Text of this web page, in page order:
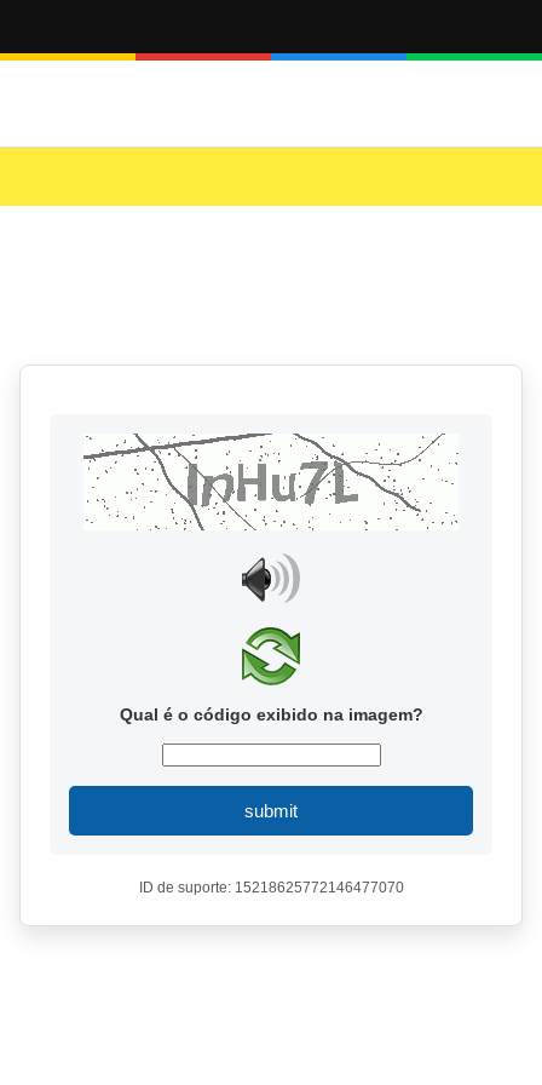
Qual é o código exibido na imagem?
submit
ID de suporte: 15218625772146477070